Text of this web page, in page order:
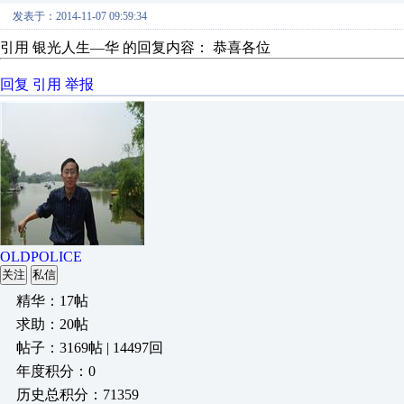
发表于：2014-11-07 09:59:34
引用 银光人生—华 的回复内容： 恭喜各位
回复 引用 举报
OLDPOLICE
关注 私信
精华：17帖
求助：20帖
帖子：3169帖 | 14497回
年度积分：0
历史总积分：71359